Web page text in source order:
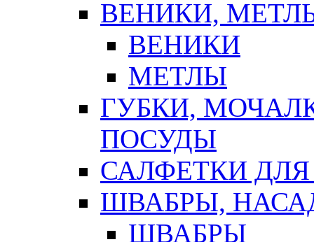
ВЕНИКИ,
ВЕНИКИ
МЕТЛЫ
ГУБКИ,
ПОСУДЫ
САЛФЕТКИ
ШВАБРЫ,
ШВАБРЫ